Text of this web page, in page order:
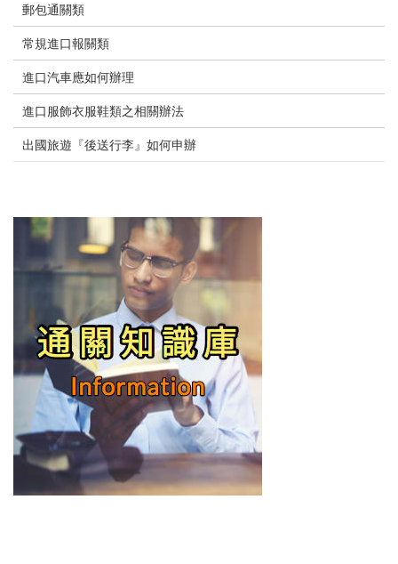
郵包通關類
常規進口報關類
進口汽車應如何辦理
進口服飾衣服鞋類之相關辦法
出國旅遊『後送行李』如何申辦